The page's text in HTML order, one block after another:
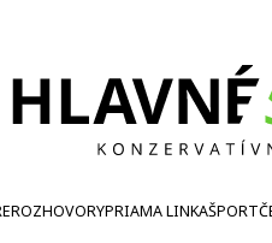
ROZHOVORYPRIAMA LINKAŠPORT